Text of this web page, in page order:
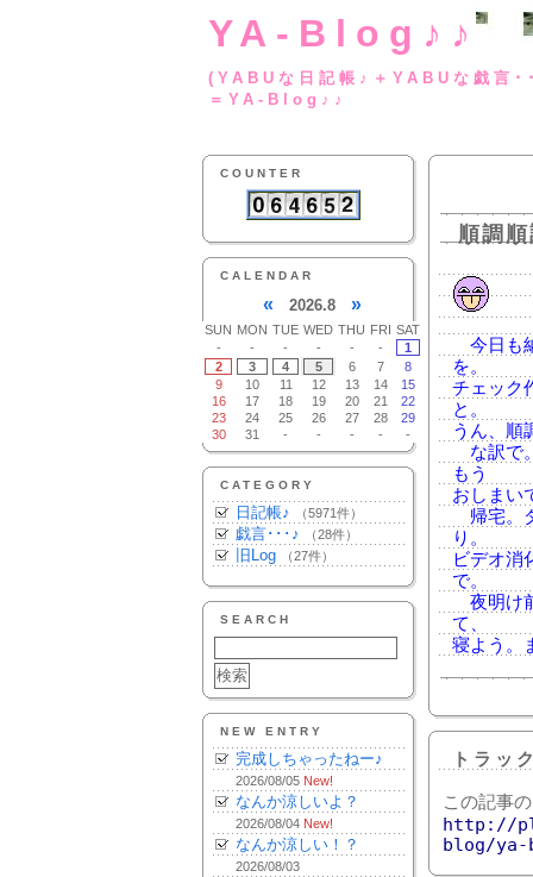
YA-Blog♪♪
(YABUな日記帳♪
＝YA-Blog♪♪
COUNTER
CALENDAR
« 2026.8 »
SUN MON TUE WED THU FRI SAT
-
- - - - -
1
2
3 4 5 6 7
8
9
10 11 12 13 14
15
16
17 18 19 20 21
22
23
24 25 26 27 28
29
30
31 - - - - -
CATEGORY
日記帳♪ （5971件）
戯言･･･♪ （28件）
旧Log （27件）
SEARCH
NEW ENTRY
完成しちゃったねー♪
2026/08/05 New!
なんか涼しいよ？
2026/08/04 New!
なんか涼しい！？
2026/08/03
順調
今日も
を。
チェック
と。
うん、順
な訳で
もう
おしまい
帰宅。
り。
ビデオ消
で。
夜明け
て、
寝よう。
トラッ
この記事
http://
blog/ya-